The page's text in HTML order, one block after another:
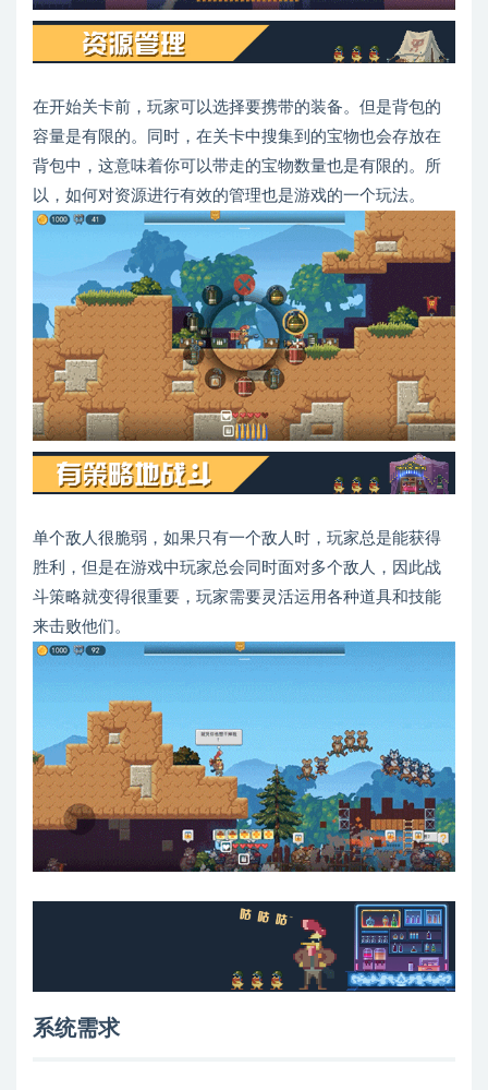
在开始关卡前，玩家可以选择要携带的装备。但是背包的
容量是有限的。同时，在关卡中搜集到的宝物也会存放在
背包中，这意味着你可以带走的宝物数量也是有限的。所
以，如何对资源进行有效的管理也是游戏的一个玩法。
单个敌人很脆弱，如果只有一个敌人时，玩家总是能获得
胜利，但是在游戏中玩家总会同时面对多个敌人，因此战
斗策略就变得很重要，玩家需要灵活运用各种道具和技能
来击败他们。
系统需求